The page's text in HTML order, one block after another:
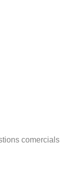
comercials